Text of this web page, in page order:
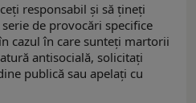
responsabil și să țineți
de provocări specifice
cazul în care sunteți martorii
antisocială, solicitați
publică sau apelați cu